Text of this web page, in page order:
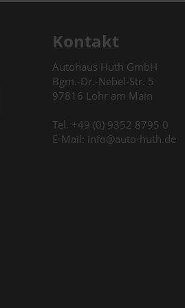
Kontakt
Autohaus Huth GmbH
Bgm.-Dr.-Nebel-Str. 5
97816 Lohr am Main
Tel. +49 (0) 9352 8795 0
E-Mail: info@auto-huth.de